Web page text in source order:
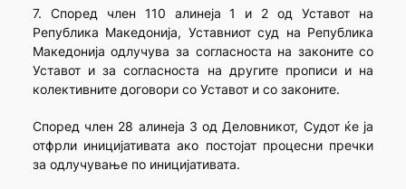
7. Според член 110 алинеја 1 и 2 од Уставот на
Република Македонија, Уставниот суд на Република
Македонија одлучува за согласноста на законите со
Уставот и за согласноста на другите прописи и на
колективните договори со Уставот и со законите.
Според член 28 алинеја 3 од Деловникот, Судот ќе ја
отфрли иницијативата ако постојат процесни пречки
за одлучување по иницијативата.